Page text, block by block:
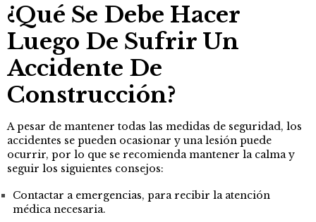
¿Qué Se Debe Hacer
Luego De Sufrir Un
Accidente De
Construcción?
A pesar de mantener todas las medidas de seguridad, los
accidentes se pueden ocasionar y una lesión puede
ocurrir, por lo que se recomienda mantener la calma y
seguir los siguientes consejos:
Contactar a emergencias, para recibir la atención
médica necesaria.